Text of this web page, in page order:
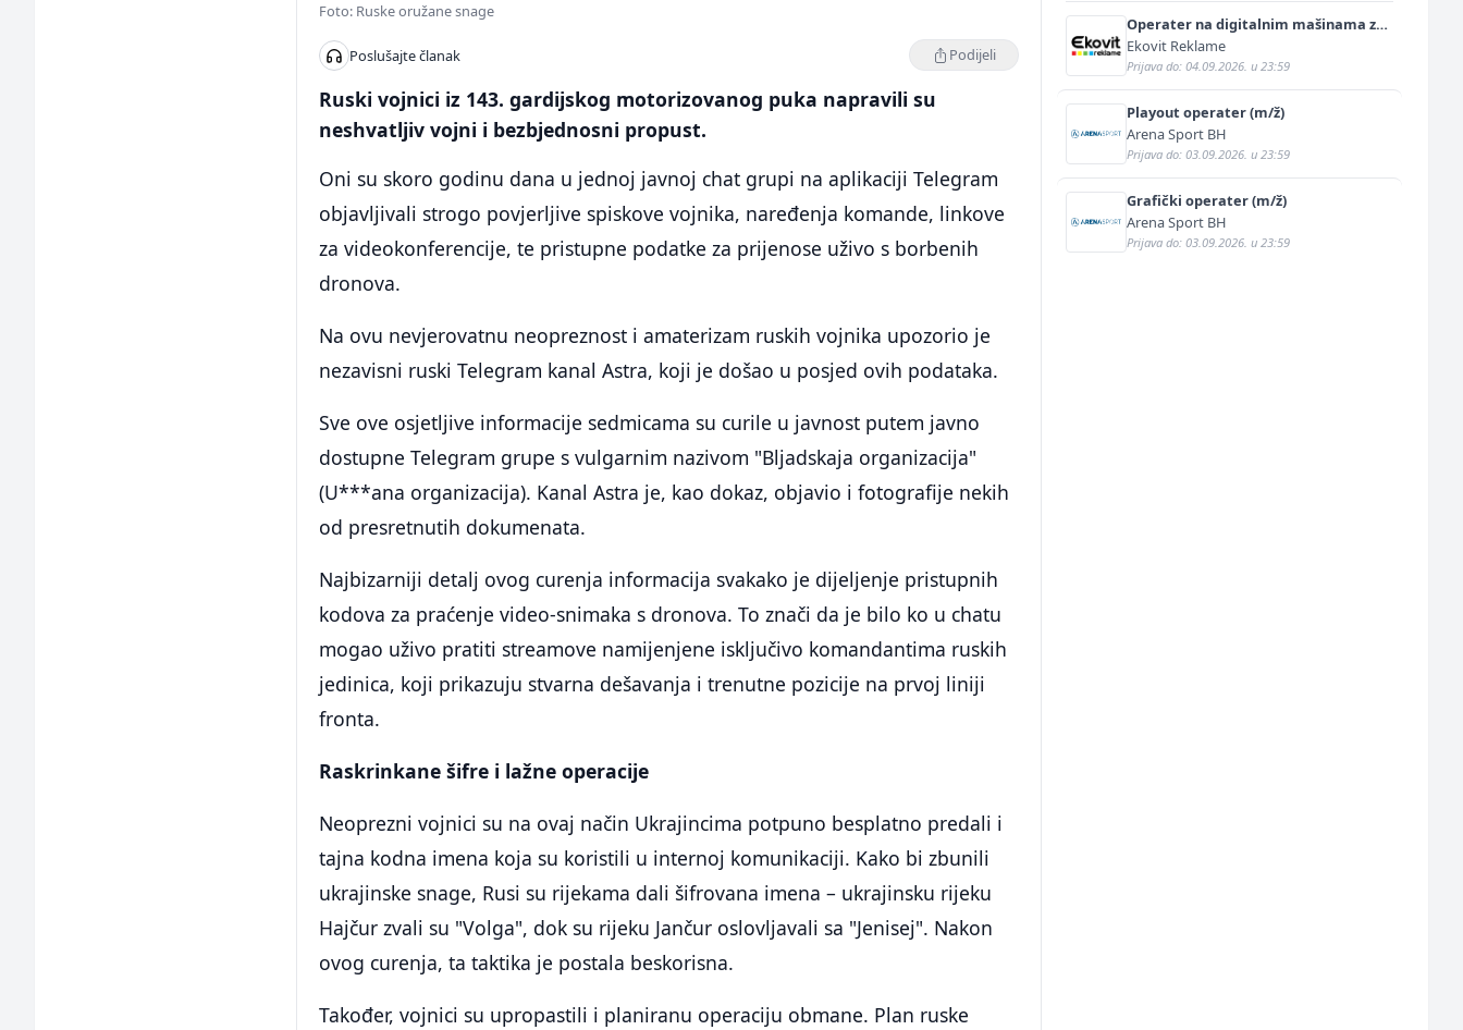
Foto: Ruske oružane snage
Poslušajte članak Podijeli
Ruski vojnici iz 143. gardijskog motorizovanog puka napravili su
neshvatljiv vojni i bezbjednosni propust.
Oni su skoro godinu dana u jednoj javnoj chat grupi na aplikaciji Telegram
objavljivali strogo povjerljive spiskove vojnika, naređenja komande, linkove
za videokonferencije, te pristupne podatke za prijenose uživo s borbenih
dronova.
Na ovu nevjerovatnu neopreznost i amaterizam ruskih vojnika upozorio je
nezavisni ruski Telegram kanal Astra, koji je došao u posjed ovih podataka.
Sve ove osjetljive informacije sedmicama su curile u javnost putem javno
dostupne Telegram grupe s vulgarnim nazivom "Bljadskaja organizacija"
(U***ana organizacija). Kanal Astra je, kao dokaz, objavio i fotografije nekih
od presretnutih dokumenata.
Najbizarniji detalj ovog curenja informacija svakako je dijeljenje pristupnih
kodova za praćenje video-snimaka s dronova. To znači da je bilo ko u chatu
mogao uživo pratiti streamove namijenjene isključivo komandantima ruskih
jedinica, koji prikazuju stvarna dešavanja i trenutne pozicije na prvoj liniji
fronta.
Raskrinkane šifre i lažne operacije
Neoprezni vojnici su na ovaj način Ukrajincima potpuno besplatno predali i
tajna kodna imena koja su koristili u internoj komunikaciji. Kako bi zbunili
ukrajinske snage, Rusi su rijekama dali šifrovana imena – ukrajinsku rijeku
Hajčur zvali su "Volga", dok su rijeku Jančur oslovljavali sa "Jenisej". Nakon
ovog curenja, ta taktika je postala beskorisna.
Također, vojnici su upropastili i planiranu operaciju obmane. Plan ruske
Operater na digitalnim mašinama za
štampu i doradu (m/ž)
Ekovit Reklame
Prijava do: 04.09.2026. u 23:59
Playout operater (m/ž)
Arena Sport BH
Prijava do: 03.09.2026. u 23:59
Grafički operater (m/ž)
Arena Sport BH
Prijava do: 03.09.2026. u 23:59